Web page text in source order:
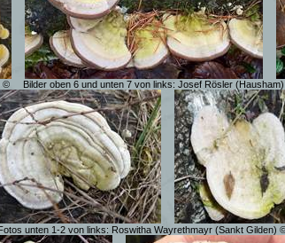
© Bilder oben 6 und unten 7 von links: Josef Rösler
unten 1-2 von links: Roswitha Wayrethmayr (Sankt Gilden)